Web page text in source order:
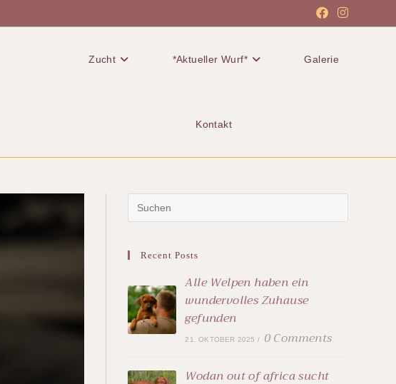
Zucht *Aktueller Wurf* Galerie
Kontakt
Recent Posts
Alle Welpen haben ein
wundervolles Zuhause
gefunden
21. OKTOBER 2025 /
0 Comments
Wodan out of africa sucht